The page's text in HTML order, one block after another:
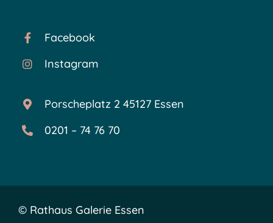
Facebook
Instagram
Porscheplatz 2 45127 Essen
0201 – 74 76 70
© Rathaus Galerie Essen